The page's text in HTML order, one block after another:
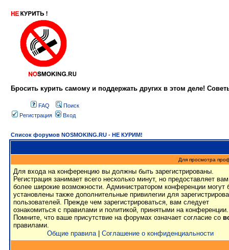
Бросить курить самому и поддержать других в этом деле!
FAQ
Поиск
Регистрация
Вход
Список форумов NOSMOKING.RU - НЕ КУРИМ!
Для просмотра
Для входа на конференцию вы должны быть зарегистрированы.
Регистрация занимает всего несколько минут, но предоставляет вам
более широкие возможности. Администратором конференции могут
установлены также дополнительные привилегии для
пользователей. Прежде чем зарегистрироваться, вам следует
ознакомиться с правилами и политикой, принятыми на конференции.
Помните, что ваше присутствие на форумах означает согласие со
правилами.
Общие правила| Соглашение о конфиденциальности